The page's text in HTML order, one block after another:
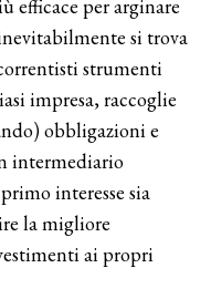
efficace per arginare
si trova
strumenti
impresa, raccoglie
obbligazioni e
intermediario
interesse sia
la migliore
ai propri